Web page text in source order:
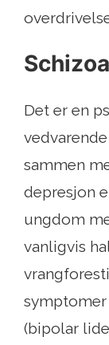
Det er en
sammen
depresjon
ungdom
vanligvis
(bipolar